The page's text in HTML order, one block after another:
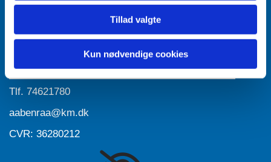
Tillad valgte
Kun nødvendige cookies
dette indhold.
Accepter cookies
Tlf. 74621780
aabenraa@km.dk
CVR: 36280212